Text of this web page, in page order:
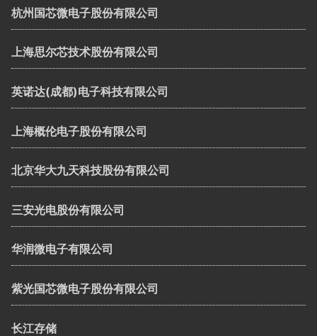
杭州国芯微电子股份有限公司
上海思尔芯技术股份有限公司
英诺达(成都)电子科技有限公司
上海概伦电子股份有限公司
北京华大九天科技股份有限公司
三安光电股份有限公司
华润微电子有限公司
紫光国芯微电子股份有限公司
长江存储